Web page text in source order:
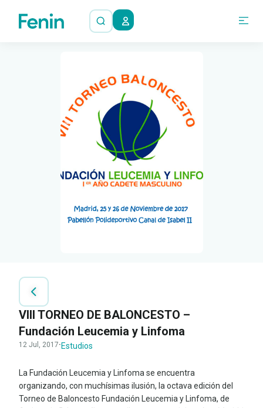
VIII TORNEO DE BALONCESTO –
Fundación Leucemia y Linfoma
12 Jul, 2017· Estudios
La Fundación Leucemia y Linfoma se encuentra
organizando, con muchísimas ilusión, la octava edición del
Torneo de Baloncesto Fundación Leucemia y Linfoma, de